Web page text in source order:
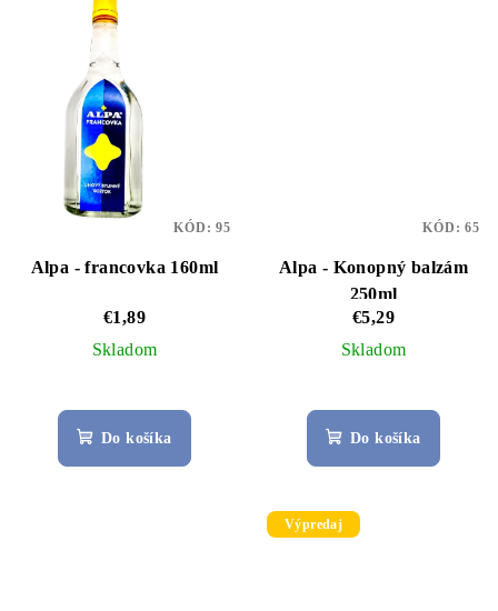
Alpa - francovka 160ml
€1,89
Skladom
Do košíka
KÓD:95
Alpa - Konopný balzám
250ml
€5,29
Skladom
Do košíka
KÓD:65
Výpredaj